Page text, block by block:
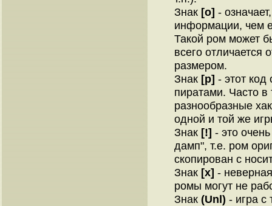
Знак [o] -
информации, чем
Такой ром может
всего отличается
размером.
Знак [p] - этот
пиратами. Часто в
разнообразные
одной и той же
Знак [!] - это
дамп", т.е. ром
скопирован с
Знак [x] -
ромы могут не
Знак (Unl) - игра